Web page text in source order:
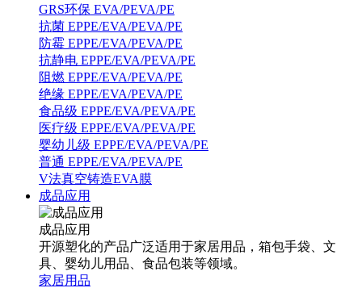
GRS环保 EVA/PEVA/PE
抗菌 EPPE/EVA/PEVA/PE
防霉 EPPE/EVA/PEVA/PE
抗静电 EPPE/EVA/PEVA/PE
阻燃 EPPE/EVA/PEVA/PE
绝缘 EPPE/EVA/PEVA/PE
食品级 EPPE/EVA/PEVA/PE
医疗级 EPPE/EVA/PEVA/PE
婴幼儿级 EPPE/EVA/PEVA/PE
普通 EPPE/EVA/PEVA/PE
V法真空铸造EVA膜
成品应用
成品应用
开源塑化的产品广泛适用于家居用品，箱包手袋、文
具、婴幼儿用品、食品包装等领域。
家居用品